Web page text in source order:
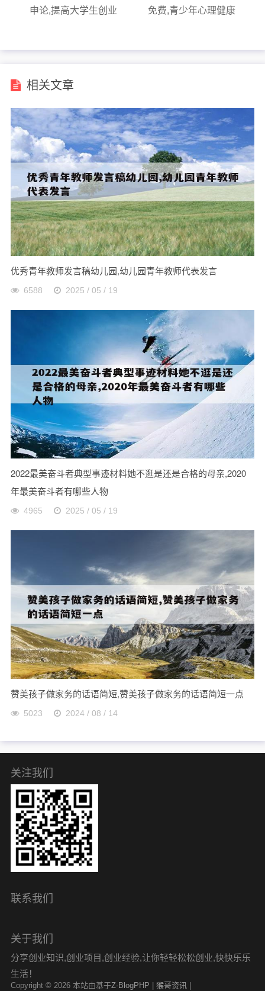
申论,提高大学生创业
免费,青少年心理健康
相关文章
优秀青年教师发言稿幼儿园,幼儿园青年教师代表发言
6588 2025 / 05 / 19
2022最美奋斗者典型事迹材料她不逛是还是合格的母亲,2020
年最美奋斗者有哪些人物
4965 2025 / 05 / 19
赞美孩子做家务的话语简短,赞美孩子做家务的话语简短一点
5023 2024 / 08 / 14
关注我们
联系我们
关于我们
分享创业知识,创业项目,创业经验,让你轻轻松松创业,快快乐乐
生活！
Copyright © 2026 本站由基于Z-BlogPHP 猴哥资讯|